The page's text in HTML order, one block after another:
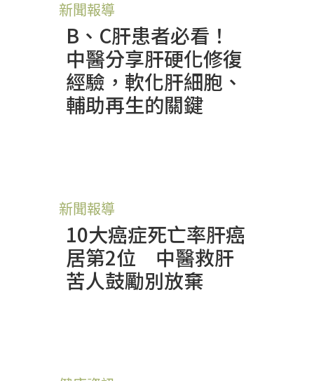
新聞報導
B、C肝患者必看！
中醫分享肝硬化修復
經驗，軟化肝細胞、
輔助再生的關鍵
新聞報導
10大癌症死亡率肝癌
居第2位 中醫救肝
苦人鼓勵別放棄